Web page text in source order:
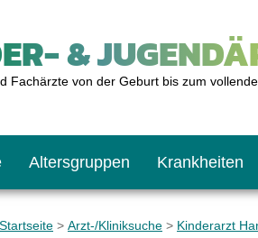
&
Fachärzte von der Geburt bis zum
Altersgruppen
Das erste Jahr
Krankheiten
Baby: U1 bis U6
Impfkalender
Notrufnummern
Notdienste
BMI-Rechner
Startseite > Arzt-/Kliniksuche > Kinderarzt